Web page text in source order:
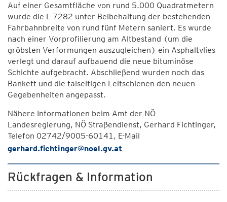
Auf einer Gesamtfläche von rund 5.000 Quadratmetern
wurde die L 7282 unter Beibehaltung der bestehenden
Fahrbahnbreite von rund fünf Metern saniert. Es wurde
nach einer Vorprofilierung am Altbestand (um die
gröbsten Verformungen auszugleichen) ein Asphaltvlies
verlegt und darauf aufbauend die neue bituminöse
Schichte aufgebracht. Abschließend wurden noch das
Bankett und die talseitigen Leitschienen den neuen
Gegebenheiten angepasst.
Nähere Informationen beim Amt der NÖ
Landesregierung, NÖ Straßendienst, Gerhard Fichtinger,
Telefon 02742/9005-60141, E-Mail
gerhard.fichtinger@noel.gv.at
Rückfragen & Information